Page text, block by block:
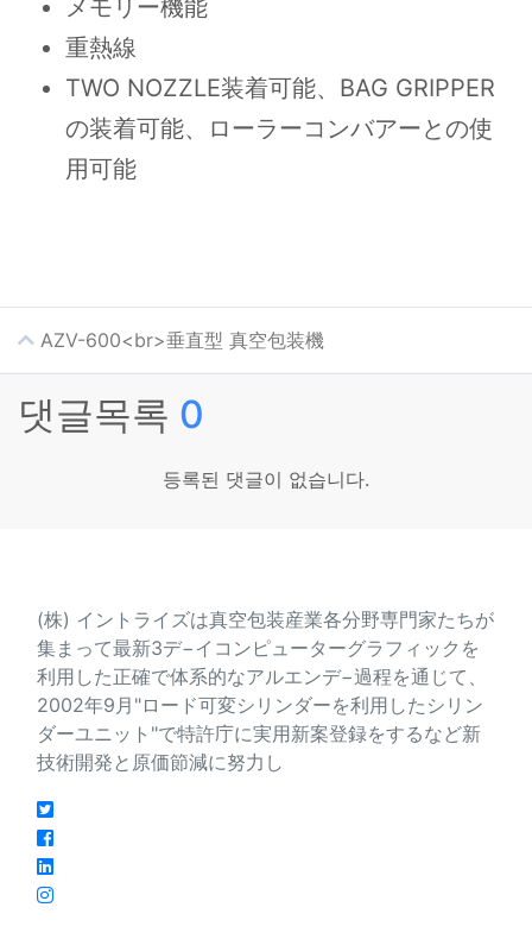
メモリー機能
重熱線
TWO NOZZLE装着可能、BAG GRIPPER
の装着可能、ローラーコンバアーとの使
用可能
AZV-600<br>垂直型 真空包装機
댓글목록 0
등록된 댓글이 없습니다.
(株) イントライズは真空包装産業各分野専門家たちが
集まって最新3デ−イコンピューターグラフィックを
利用した正確で体系的なアルエンデ−過程を通じて、
2002年9月"ロード可変シリンダーを利用したシリン
ダーユニット"で特許庁に実用新案登録をするなど新
技術開発と原価節減に努力し